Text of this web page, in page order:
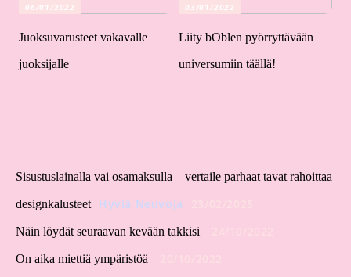
06/01/2022
Juoksuvarusteet vakavalle
juoksijalle
03/01/2022
Liity bOblen pyörryttävään
universumiin täällä!
Sisustuslainalla vai osamaksulla – vertaile parhaat tavat rahoittaa
designkalusteet Hyviä Neuvoja
Näin löydät seuraavan kevään takkisi
On aika miettiä ympäristöä